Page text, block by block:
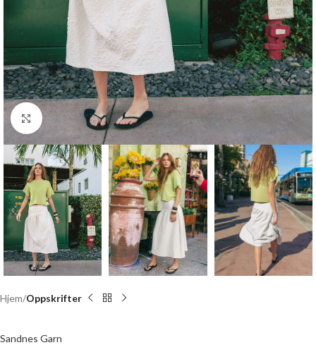
Click to enlarge
Hjem Oppskrifter
Sandnes Garn